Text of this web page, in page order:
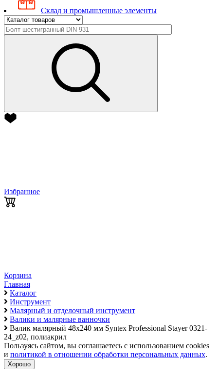
Склад и промышленные элементы
Избранное
Корзина
Главная
Каталог
Инструмент
Малярный и отделочный инструмент
Валики и малярные ванночки
Валик малярный 48х240 мм Syntex Professional Stayer 0321-
24_z02, полиакрил
Пользуясь сайтом, вы соглашаетесь с использованием cookies
и политикой в отношении обработки персональных данных.
Хорошо